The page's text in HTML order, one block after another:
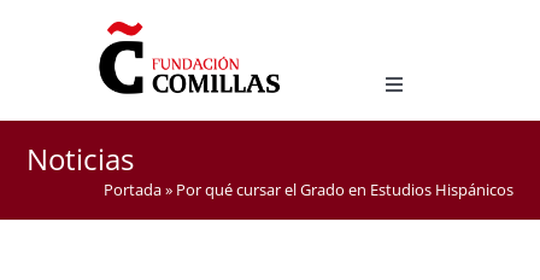
Toggle
Navigation
Master Degree in Teaching Spanish as a Foreign
Language (ELE)
Noticias
Portada» Por qué cursar el Grado en Estudios Hispánicos